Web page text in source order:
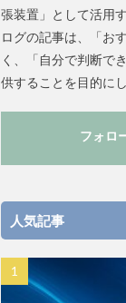
張装置」として活用
ログの記事は、「お
く、「自分で判断で
供することを目的に
フォロ
人気記事